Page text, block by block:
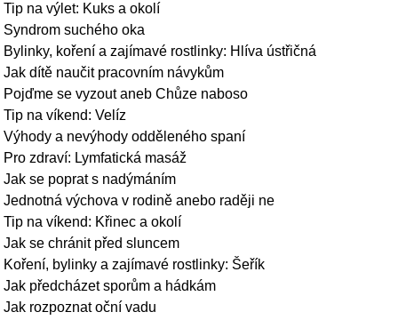
Tip na výlet: Kuks a okolí
Syndrom suchého oka
Bylinky, koření a zajímavé rostlinky: Hlíva ústřičná
Jak dítě naučit pracovním návykům
Pojďme se vyzout aneb Chůze naboso
Tip na víkend: Velíz
Výhody a nevýhody odděleného spaní
Pro zdraví: Lymfatická masáž
Jak se poprat s nadýmáním
Jednotná výchova v rodině anebo raději ne
Tip na víkend: Křinec a okolí
Jak se chránit před sluncem
Koření, bylinky a zajímavé rostlinky: Šeřík
Jak předcházet sporům a hádkám
Jak rozpoznat oční vadu